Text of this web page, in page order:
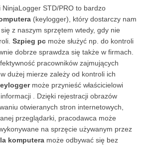
NinjaLogger STD/PRO to bardzo
(keylogger), który dostarczy nam
z naszym sprzętem wtedy, gdy nie
Szpieg pc może służyć np. do kontroli
dobrze sprawdza się także w firmach.
pracowników zajmujących
dużej mierze zależy od kontroli ich
może przynieść właścicielowi
. Dzięki rejestracji obrazów
otwieranych stron internetowych,
przeglądarki, pracodawca może
na sprzęcie używanym przez
komputera może odbywać się bez